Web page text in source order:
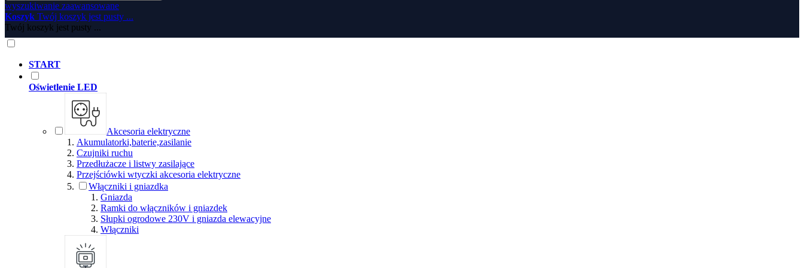
wyszukiwanie zaawansowane
Koszyk Twój koszyk jest pusty ...
Twój koszyk jest pusty ...
START
Oświetlenie LED
Akcesoria elektryczne
Akumulatorki,baterie,zasilanie
Czujniki ruchu
Przedłużacze i listwy zasilające
Przejściówki wtyczki akcesoria elektryczne
Włączniki i gniazdka
Gniazda
Ramki do włączników i gniazdek
Słupki ogrodowe 230V i gniazda elewacyjne
Włączniki